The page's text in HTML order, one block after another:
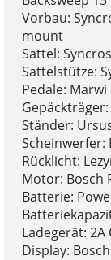
Vorbau:
mount
Sattel:
Sattelstütze:
Pedale: Marwi
Ständer:
Scheinwerfer:
Rücklicht:
Motor: Bosch
Batterie:
Ladegerät: 2A
Display: